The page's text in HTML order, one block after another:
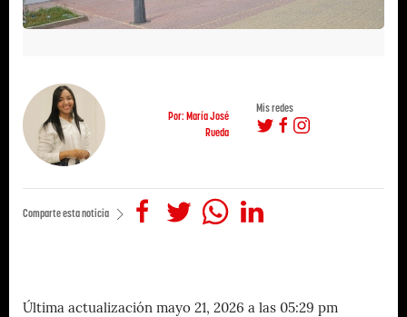
Por: María José
Rueda
Mis redes
Comparte esta noticia
Última actualización mayo 21, 2026 a las 05:29 pm